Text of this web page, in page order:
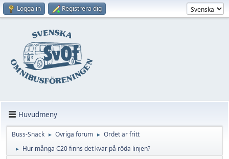
Logga in Registrera dig
Huvudmeny
Buss-Snack ► Övriga forum ► Ordet är fritt
► Hur många C20 finns det kvar på röda linjen?